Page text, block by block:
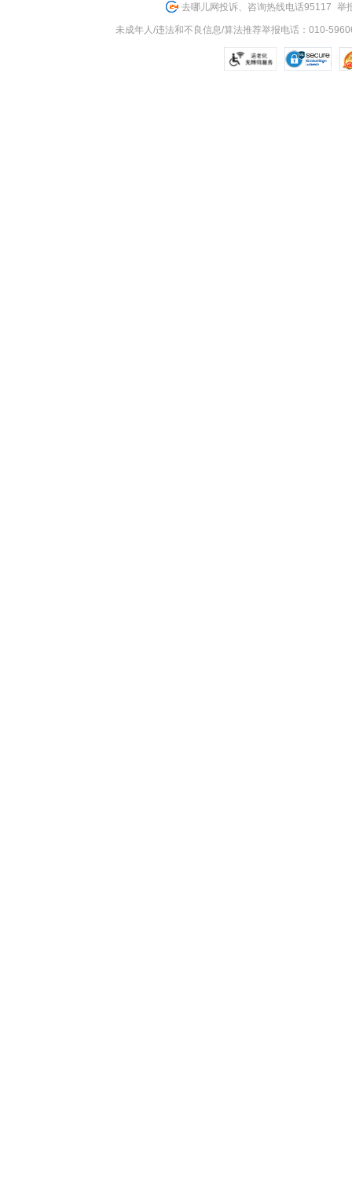
去哪儿网投诉、咨询热线电话95117 举
未成年人/违法和不良信息/算法推荐举报电话：010-